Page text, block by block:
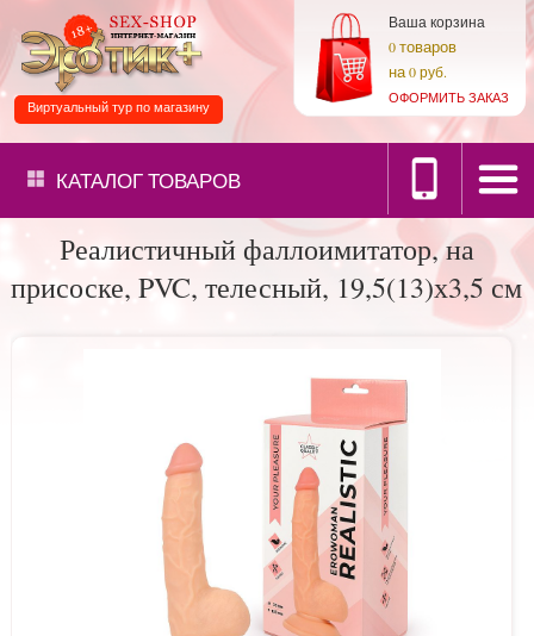
Ваша корзина
0товаров
на0 руб.
ОФОРМИТЬ ЗАКАЗ
Виртуальный тур по магазину
КАТАЛОГТОВАРОВ
Реалистичный фаллоимитатор, на
присоске, PVC, телесный, 19,5(13)х3,5 см